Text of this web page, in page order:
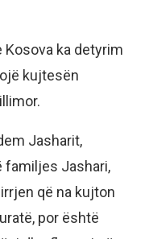
Kosova ka detyrim
kujtesën
Jasharit,
familjes Jashari,
që na kujton
por është